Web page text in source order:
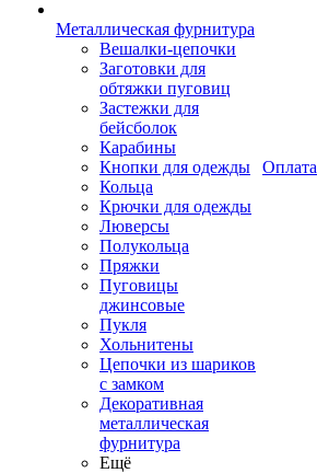
Металлическая фурнитура
Вешалки-цепочки
Заготовки для
обтяжки пуговиц
Застежки для
бейсболок
Карабины
Кнопки для одежды
Кольца
Крючки для одежды
Люверсы
Полукольца
Пряжки
Пуговицы
джинсовые
Пукля
Хольнитены
Цепочки из шариков
с замком
Декоративная
металлическая
фурнитура
Ещё
Оплата